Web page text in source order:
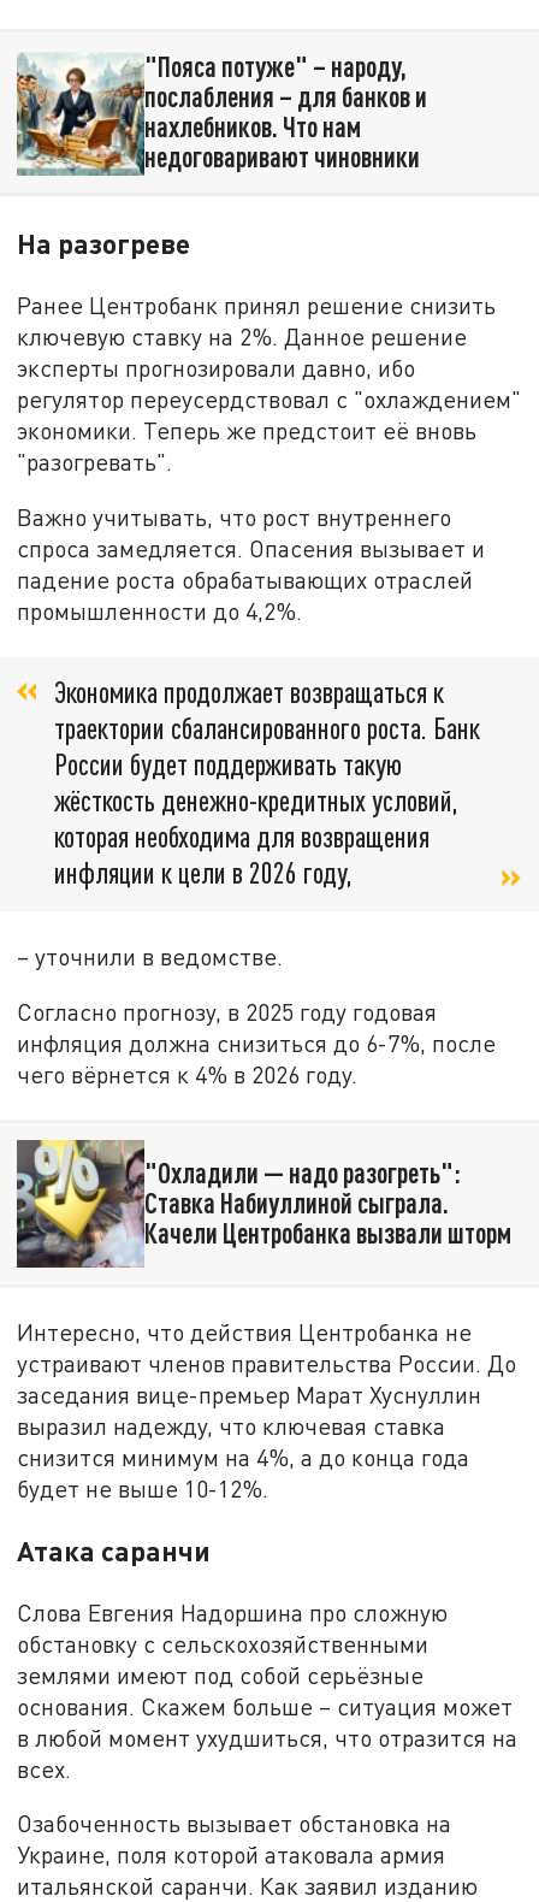
"Пояса потуже" – народу,
послабления – для банков и
нахлебников. Что нам
недоговаривают чиновники
На разогреве
Ранее Центробанк принял решение снизить
ключевую ставку на 2%. Данное решение
эксперты прогнозировали давно, ибо
регулятор переусердствовал с "охлаждением"
экономики. Теперь же предстоит её вновь
"разогревать".
Важно учитывать, что рост внутреннего
спроса замедляется. Опасения вызывает и
падение роста обрабатывающих отраслей
промышленности до 4,2%.
Экономика продолжает возвращаться к
траектории сбалансированного роста. Банк
России будет поддерживать такую
жёсткость денежно-кредитных условий,
которая необходима для возвращения
инфляции к цели в 2026 году,
– уточнили в ведомстве.
Согласно прогнозу, в 2025 году годовая
инфляция должна снизиться до 6-7%, после
чего вёрнется к 4% в 2026 году.
"Охладили — надо разогреть":
Ставка Набиуллиной сыграла.
Качели Центробанка вызвали шторм
Интересно, что действия Центробанка не
устраивают членов правительства России. До
заседания вице-премьер Марат Хуснуллин
выразил надежду, что ключевая ставка
снизится минимум на 4%, а до конца года
будет не выше 10-12%.
Атака саранчи
Слова Евгения Надоршина про сложную
обстановку с сельскохозяйственными
землями имеют под собой серьёзные
основания. Скажем больше – ситуация может
в любой момент ухудшиться, что отразится на
всех.
Озабоченность вызывает обстановка на
Украине, поля которой атаковала армия
итальянской саранчи. Как заявил изданию